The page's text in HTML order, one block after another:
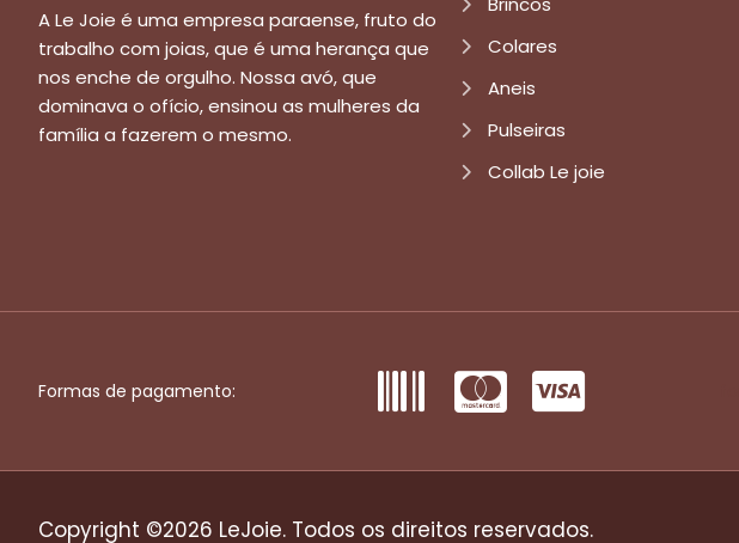
A Le Joie é uma empresa paraense, fruto do
trabalho com joias, que é uma herança que
nos enche de orgulho. Nossa avó, que
dominava o ofício, ensinou as mulheres da
família a fazerem o mesmo.
Colares
Aneis
Pulseiras
Collab Le joie
Formas de pagamento:
Copyright ©2026 LeJoie. Todos os direitos reservados.